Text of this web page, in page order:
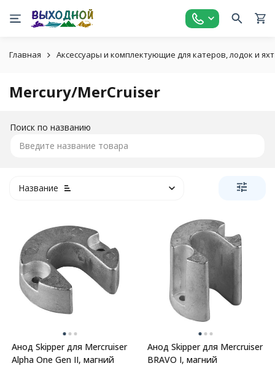
Главная Аксессуары и комплектующие для катеров, лодок и яхт
Mercury/MerCruiser
Поиск по названию
Название
Анод Skipper для Mercruiser
Alpha One Gen II, магний
Анод Skipper для Mercruiser
BRAVO I, магний